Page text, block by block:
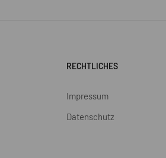
RECHTLICHES
Impressum
Datenschutz